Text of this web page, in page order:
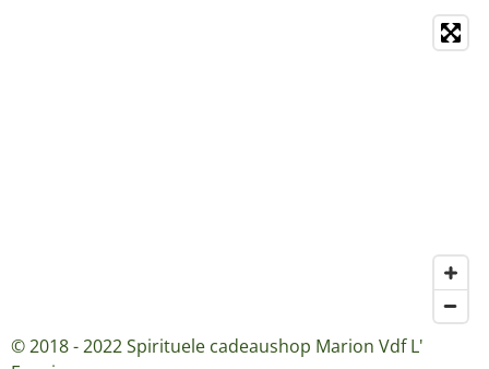
© 2018 - 2022 Spirituele cadeaushop Marion Vdf L'